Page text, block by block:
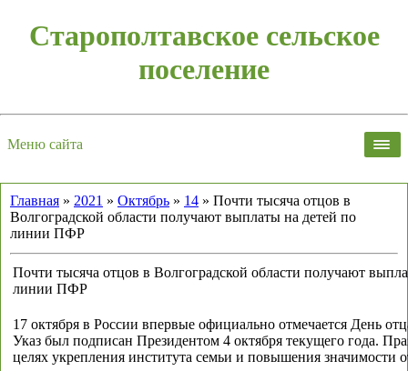
Старополтавское сельское
поселение
Меню сайта
Главная » 2021 » Октябрь » 14 » Почти тысяча отцов в
Волгоградской области получают выплаты на детей по
линии ПФР
Почти тысяча отцов в Волгоградской области получают
линии ПФР
17 октября в России впервые официально отмечается День
Указ был подписан Президентом 4 октября текущего года.
целях укрепления института семьи и повышения значимости